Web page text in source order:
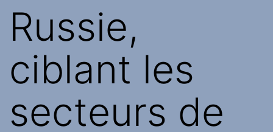
Russie,
ciblant les
secteurs de